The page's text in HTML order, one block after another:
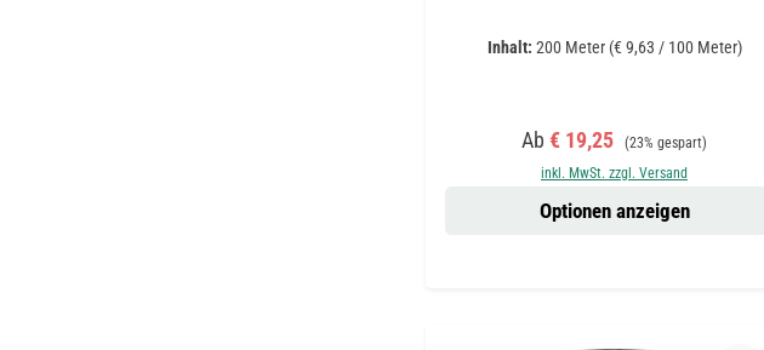
Inhalt: 200 Meter (€ 9,63 / 100 Meter)
Verkaufspreis:
Ab € 19,25 Regulärer Preis:
(23% gespart)
inkl. MwSt. zzgl. Versand
Optionen anzeigen